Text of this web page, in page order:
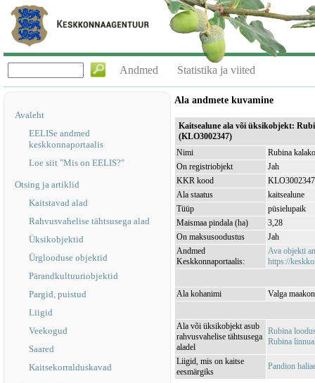
Andmed Statistika ja viited
Avaleht
EELISe andmed
keskkonnaportaalis
Loe siit "Mis on EELIS?"
Otsing ja artiklid
Kaitstavad alad
Rahvusvahelise tähtsusega alad
Üksikobjektid
Ürglooduse objektid
Pärandkultuuriobjektid
Pargid, puistud
Liigid
Veekogud
Saared
Kaitsekorralduskavad
Ala andmete kuvamine
Kaitsealune ala või üksikobjekt:
(KLO3002347)
Nimi
Rubina
On registriobjekt
Jah
KKR kood
KLO3002347
Ala staatus
kaitsealune
Tüüp
püsielupaik
Maismaa pindala (ha)
3,28
On maksusoodustus
Jah
Andmed
Keskkonnaportaalis:
Ava objekti
https://
Ala kohanimi Valga
Ala või üksikobjekt asub
rahvusvahelise tähtsusega
aladel
Rubina
Rubina
Liigid, mis on kaitse
eesmärgiks
Pandion